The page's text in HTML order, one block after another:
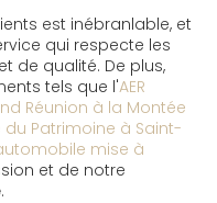
est inébranlable, et
qui respecte les
et de qualité. De plus,
tels que l'AER
Réunion à la Montée
du Patrimoine à Saint-
mise à
et de notre
.